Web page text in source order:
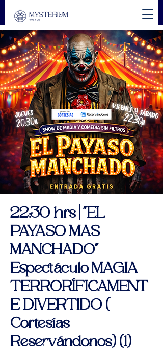
22:30 hrs | "EL
PAYASO MAS
MANCHADO"
Espectáculo MAGIA
TERRORÍFICAMENT
E DIVERTIDO (
Cortesías
Reservándonos) (1)